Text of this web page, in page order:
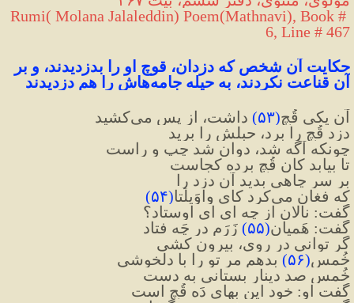
Rumi( Molana Jalaleddin) Poem(Mathnavi), Book #
6, Line # 467
آن قناعت نکردند، به حیله جامه‌هاش را هم دزدیدند
آن یکی قُچ(۵۳) داشت، از پس می‌کشید
دزد قُچ را برد، حبلش را برید
چونکه آگه شد، دوان شد چپ و راست
تا بیابد کان قُچِ برده کجاست
بر سرِ چاهی بدید آن دزد را
که فغان می‌کرد کای واوَیلَتا
(۵۴)
گفت: نالان از چه ای ای اوستاد؟
گفت: هَمیانِ(۵۵) زَرَم در چَه فتاد
گر توانی در روی، بیرون کشی
خُمس(۵۶) بدهم مر تو را با دلخوشی
خُمسِ صد دینار بِستانی به دست
گفت او: خود این بهای دَه قُچ است